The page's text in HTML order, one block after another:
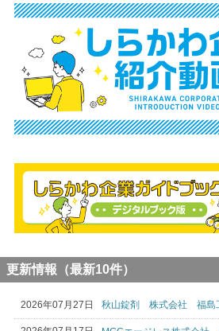
更新情報（最新10件）
2026年07月27日 秋山錠剤 株式会社 福島